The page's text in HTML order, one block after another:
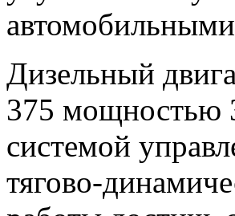
Дизельный
375 мощностью
системой
тягово-